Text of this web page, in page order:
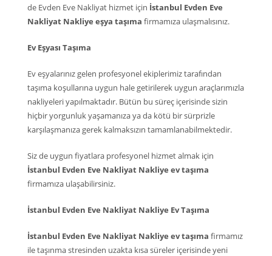
de Evden Eve Nakliyat hizmet için İstanbul Evden Eve
Nakliyat Nakliye eşya taşıma firmamıza ulaşmalısınız.
Ev Eşyası Taşıma
Ev eşyalarınız gelen profesyonel ekiplerimiz tarafından
taşıma koşullarına uygun hale getirilerek uygun araçlarımızla
nakliyeleri yapılmaktadır. Bütün bu süreç içerisinde sizin
hiçbir yorgunluk yaşamanıza ya da kötü bir sürprizle
karşılaşmanıza gerek kalmaksızın tamamlanabilmektedir.
Siz de uygun fiyatlara profesyonel hizmet almak için
İstanbul Evden Eve Nakliyat Nakliye ev taşıma
firmamıza ulaşabilirsiniz.
İstanbul Evden Eve Nakliyat Nakliye Ev Taşıma
İstanbul Evden Eve Nakliyat Nakliye ev taşıma firmamız
ile taşınma stresinden uzakta kısa süreler içerisinde yeni